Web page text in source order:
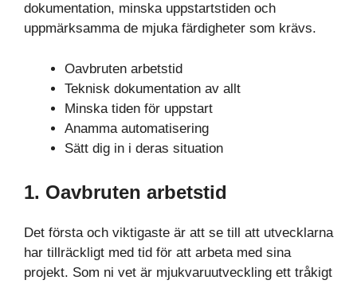
dokumentation, minska uppstartstiden och
uppmärksamma de mjuka färdigheter som krävs.
Oavbruten arbetstid
Teknisk dokumentation av allt
Minska tiden för uppstart
Anamma automatisering
Sätt dig in i deras situation
1. Oavbruten arbetstid
Det första och viktigaste är att se till att utvecklarna
har tillräckligt med tid för att arbeta med sina
projekt. Som ni vet är mjukvaruutveckling ett tråkigt